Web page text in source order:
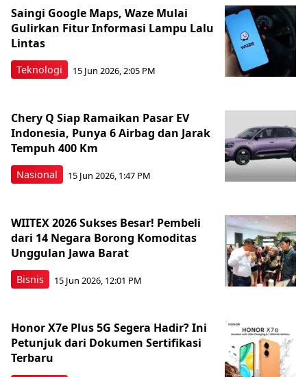
Teknologi
Saingi Google Maps, Waze Mulai
Gulirkan Fitur Informasi Lampu Lalu
Lintas
15 Jun 2026, 2:05 PM
Nasional
Chery Q Siap Ramaikan Pasar EV
Indonesia, Punya 6 Airbag dan Jarak
Tempuh 400 Km
15 Jun 2026, 1:47 PM
Bisnis
WIITEX 2026 Sukses Besar! Pembeli
dari 14 Negara Borong Komoditas
Unggulan Jawa Barat
15 Jun 2026, 12:01 PM
Honor X7e Plus 5G Segera Hadir? Ini
Petunjuk dari Dokumen Sertifikasi
Terbaru